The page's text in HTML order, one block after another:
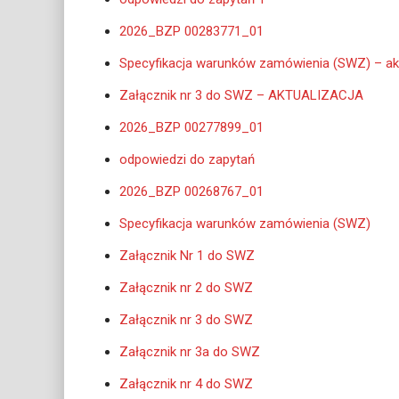
2026_BZP 00283771_01
Specyfikacja warunków zamówienia (SWZ) –
Załącznik nr 3 do SWZ – AKTUALIZACJA
2026_BZP 00277899_01
odpowiedzi do zapytań
2026_BZP 00268767_01
Specyfikacja warunków zamówienia (SWZ)
Załącznik Nr 1 do SWZ
Załącznik nr 2 do SWZ
Załącznik nr 3 do SWZ
Załącznik nr 3a do SWZ
Załącznik nr 4 do SWZ